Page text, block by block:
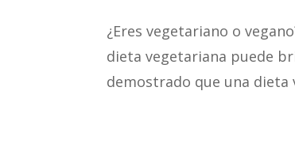
¿Eres vegetariano o
dieta vegetariana puede
demostrado que una